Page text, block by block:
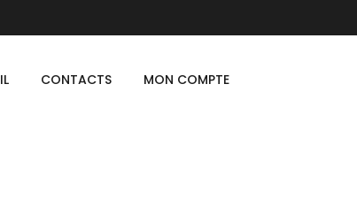
CONTACTS MON COMPTE